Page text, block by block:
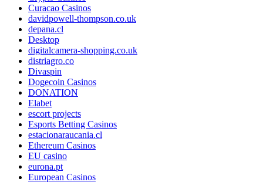
Curacao Casinos
davidpowell-thompson.co.uk
depana.cl
Desktop
digitalcamera-shopping.co.uk
distriagro.co
Divaspin
Dogecoin Casinos
DONATION
Elabet
escort projects
Esports Betting Casinos
estacionaraucania.cl
Ethereum Casinos
EU casino
eurona.pt
European Casinos